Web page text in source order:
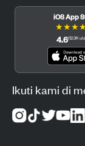
iOS App
★★★★
4.6(12.3K
Ikuti kami di